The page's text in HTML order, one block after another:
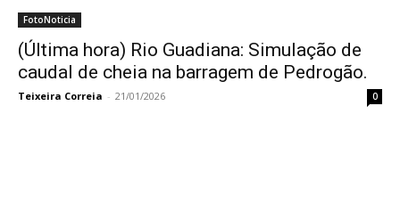
FotoNoticia
(Última hora) Rio Guadiana: Simulação de
caudal de cheia na barragem de Pedrogão.
Teixeira Correia - 21/01/2026 0